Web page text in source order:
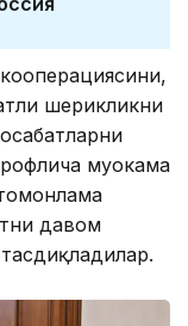
шерикликни
муҳокама
давом